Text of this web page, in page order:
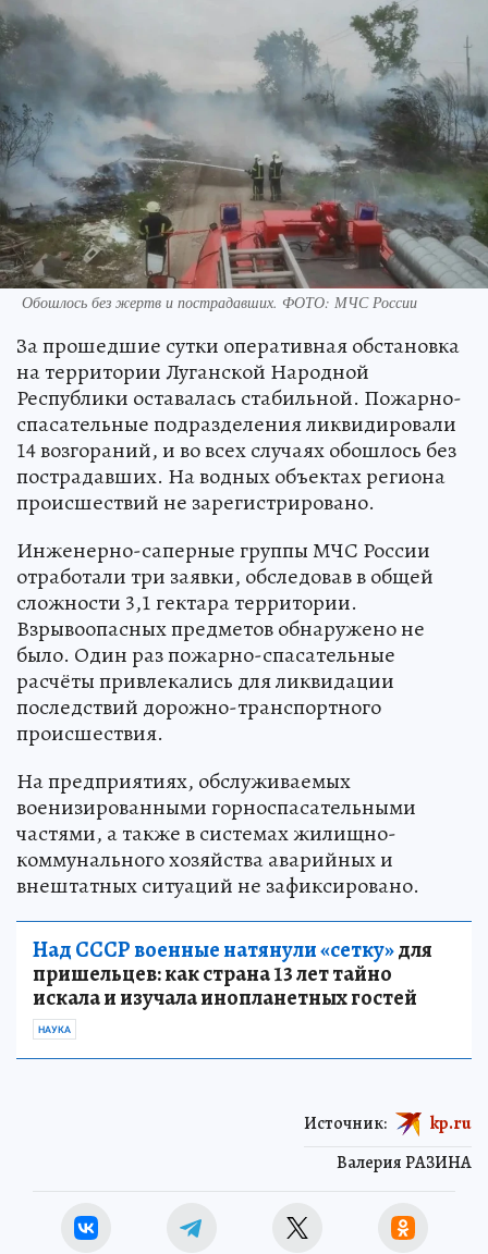
Обошлось без жертв и пострадавших. ФОТО: МЧС России
За прошедшие сутки оперативная обстановка
на территории Луганской Народной
Республики оставалась стабильной. Пожарно-
спасательные подразделения ликвидировали
14 возгораний, и во всех случаях обошлось без
пострадавших. На водных объектах региона
происшествий не зарегистрировано.
Инженерно-саперные группы МЧС России
отработали три заявки, обследовав в общей
сложности 3,1 гектара территории.
Взрывоопасных предметов обнаружено не
было. Один раз пожарно-спасательные
расчёты привлекались для ликвидации
последствий дорожно-транспортного
происшествия.
На предприятиях, обслуживаемых
военизированными горноспасательными
частями, а также в системах жилищно-
коммунального хозяйства аварийных и
внештатных ситуаций не зафиксировано.
Над СССР военные натянули «сетку»для
пришельцев: как страна 13 лет тайно
искала и изучала инопланетных гостей
НАУКА
Валерия РАЗИНА
Источник: kp.ru